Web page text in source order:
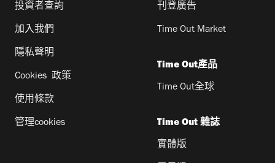
投資者查詢
加入我們
隱私聲明
Cookies 政策
使用條款
管理cookies
刊登廣告
Time Out Market
Time Out產品
Time Out全球
Time Out 雜誌
實體版